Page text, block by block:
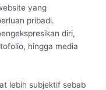
yang
pribadi.
diri,
hingga media
lebih subjektif sebab